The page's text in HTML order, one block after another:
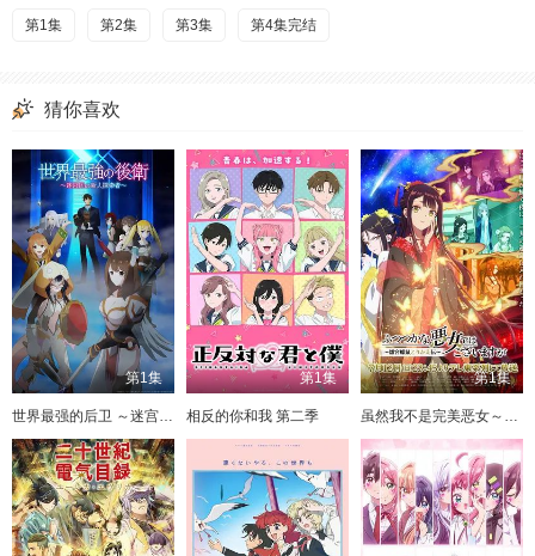
第1集 第2集 第3集 第4集完结
猜你喜欢
第1集
世界最强的后卫 ～迷宫国的新人探索者
第1集
相反的你和我 第二季
第1集
虽然我不是完美恶女～雏宫蝶鼠替换传